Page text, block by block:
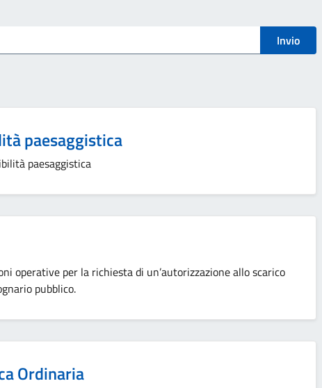
Invio
paesaggistica
paesaggistica
operative per la richiesta di un’autorizzazione allo scarico
pubblico.
Ordinaria